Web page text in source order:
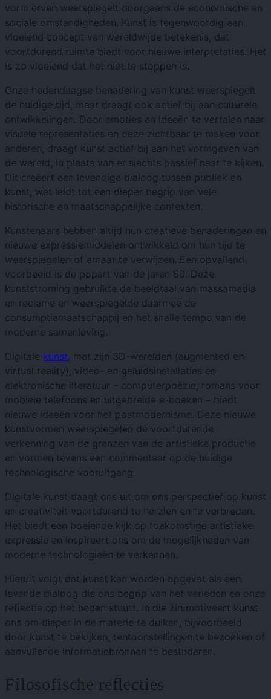
vorm ervan weerspiegelt doorgaans de economische en
sociale omstandigheden. Kunst is tegenwoordig een
vloeiend concept van wereldwijde betekenis, dat
voortdurend ruimte biedt voor nieuwe interpretaties. Het
is zo vloeiend dat het niet te stoppen is.
Onze hedendaagse benadering van kunst weerspiegelt
de huidige tijd, maar draagt ​​ook actief bij aan culturele
ontwikkelingen. Door emoties en ideeën te vertalen naar
visuele representaties en deze zichtbaar te maken voor
anderen, draagt ​​kunst actief bij aan het vormgeven van
de wereld, in plaats van er slechts passief naar te kijken.
Dit creëert een levendige dialoog tussen publiek en
kunst, wat leidt tot een dieper begrip van vele
historische en maatschappelijke contexten.
Kunstenaars hebben altijd hun creatieve benaderingen en
nieuwe expressiemiddelen ontwikkeld om hun tijd te
weerspiegelen of ernaar te verwijzen. Een opvallend
voorbeeld is de popart van de jaren 60. Deze
kunststroming gebruikte de beeldtaal van massamedia
en reclame en weerspiegelde daarmee de
consumptiemaatschappij en het snelle tempo van de
moderne samenleving.
Digitale kunst, met zijn 3D-werelden (augmented en
virtual reality), video- en geluidsinstallaties en
elektronische literatuur – computerpoëzie, romans voor
mobiele telefoons en uitgebreide e-boeken – biedt
nieuwe ideeën voor het postmodernisme. Deze nieuwe
kunstvormen weerspiegelen de voortdurende
verkenning van de grenzen van de artistieke productie
en vormen tevens een commentaar op de huidige
technologische vooruitgang.
Digitale kunst daagt ons uit om ons perspectief op kunst
en creativiteit voortdurend te herzien en te verbreden.
Het biedt een boeiende kijk op toekomstige artistieke
expressie en inspireert ons om de mogelijkheden van
moderne technologieën te verkennen.
Hieruit volgt dat kunst kan worden opgevat als een
levende dialoog die ons begrip van het verleden en onze
reflectie op het heden stuurt. In die zin motiveert kunst
ons om dieper in de materie te duiken, bijvoorbeeld
door kunst te bekijken, tentoonstellingen te bezoeken of
aanvullende informatiebronnen te bestuderen.
Filosofische reflecties